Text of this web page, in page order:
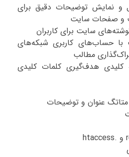
و نمایش توضیحات دقیق برای
و صفحات سایت
سایت برای کاربران
با حساب‌های کاربری شبکه‌های
مطالب
هدف‌گیری کلمات کلیدی
متاتگ عنوان و توضیحات